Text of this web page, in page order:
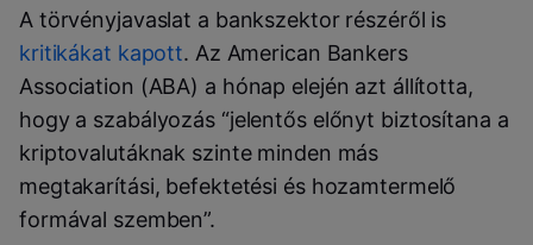
A törvényjavaslat a bankszektor részéről is
kritikákat kapott. Az American Bankers
Association (ABA) a hónap elején azt állította,
hogy a szabályozás “jelentős előnyt biztosítana a
kriptovalutáknak szinte minden más
megtakarítási, befektetési és hozamtermelő
formával szemben”.